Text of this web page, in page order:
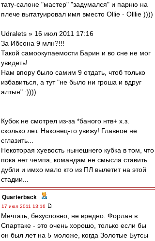
тату-салоне "мастер" "задумался" и парню на
плече вытатуировал имя вместо Ollie - Olllie ))))
Udralets » 16 июл 2011 17:16
За Ибсона 9 млн?!!!
Такой самоокупаемости Барин и во сне не мог
увидеть!
Нам впору было самим 9 отдать, чтоб только
избавиться, а тут "не было ни гроша и вдруг
алтын" :))))
Кубок не смотрел из-за *баного нтв+ х.з.
сколько лет. Наконец-то увижу! Главное не
сглазить...
Некоторая хуевость нынешнего кубка в том, что
пока нет чемпа, командам не смысла ставить
дубли и имхо мало кто из ПЛ вылетит на этой
стадии...
Quarterback -
17 июл 2011 13:16
Мечтать, безусловно, не вредно. Форлан в
Спартаке - это очень хорошо, только если бы
он был лет на 5 моложе, когда Золотые Бутсы